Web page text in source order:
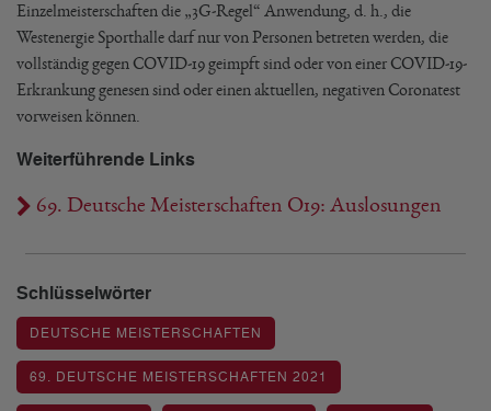
Einzelmeisterschaften die „3G-Regel“ Anwendung, d. h., die
Westenergie Sporthalle darf nur von Personen betreten werden, die
vollständig gegen COVID-19 geimpft sind oder von einer COVID-19-
Erkrankung genesen sind oder einen aktuellen, negativen Coronatest
vorweisen können.
Weiterführende Links
69. Deutsche Meisterschaften O19: Auslosungen
Schlüsselwörter
DEUTSCHE MEISTERSCHAFTEN
69. DEUTSCHE MEISTERSCHAFTEN 2021